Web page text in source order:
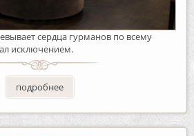
сердца гурманов по всему
исключением.
подробнее